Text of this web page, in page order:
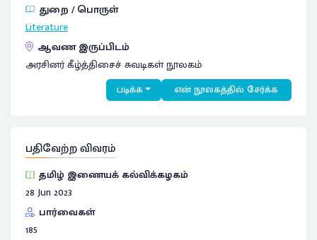
துறை / பொருள்
Literature
ஆவண இருப்பிடம்
அரசினர் கீழ்த்திசைச் சுவடிகள் நூலகம்
படிக்க என் நூலகத்தில் சேர்க்க
பதிவேற்ற விவரம்
தமிழ் இணையக் கல்விக்கழகம்
28 Jun 2023
பார்வைகள்
185